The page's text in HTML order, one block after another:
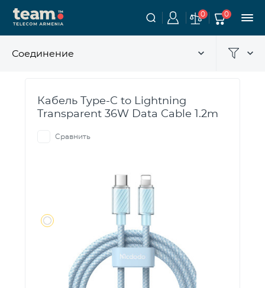
0 0
Соединение
Кабель Type-C to Lightning
Transparent 36W Data Cable 1.2m
Сравнить